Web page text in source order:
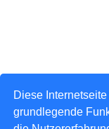
Diese
grundlegende